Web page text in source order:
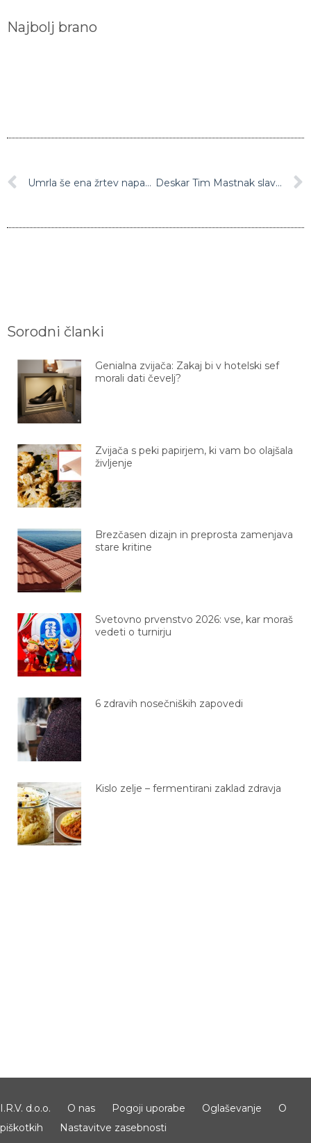
Najbolj brano
Umrla še ena žrtev napada v Strasbourgu, strelca še iščejo Deskar Tim Mastnak slavil na uvodni tekmi
Sorodni članki
Genialna zvijača: Zakaj bi v hotelski sef
morali dati čevelj?
Zvijača s peki papirjem, ki vam bo olajšala
življenje
Brezčasen dizajn in preprosta zamenjava
stare kritine
Svetovno prvenstvo 2026: vse, kar moraš
vedeti o turnirju
6 zdravih nosečniških zapovedi
Kislo zelje – fermentirani zaklad zdravja
I.R.V. d.o.o. O nas Pogoji uporabe Oglaševanje
O
piškotkih
Nastavitve zasebnosti